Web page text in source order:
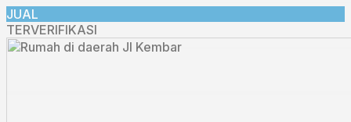
JUAL
TERVERIFIKASI